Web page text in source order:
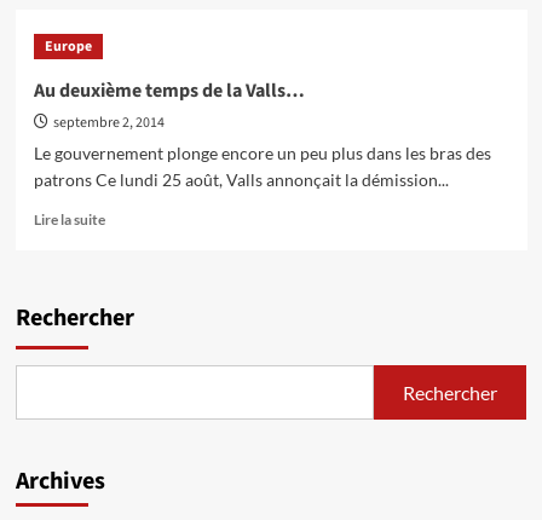
Europe
Au deuxième temps de la Valls…
septembre 2, 2014
Le gouvernement plonge encore un peu plus dans les bras des
patrons Ce lundi 25 août, Valls annonçait la démission...
Lire la suiteEn
Au
deuxième
Valls…
Rechercher
Rechercher
Archives